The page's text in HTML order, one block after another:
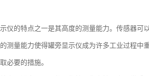
仪的特点之一是其高度的测量能力。传感器可
测量能力使得罐旁显示仪成为许多工业过程中
必要的措施。